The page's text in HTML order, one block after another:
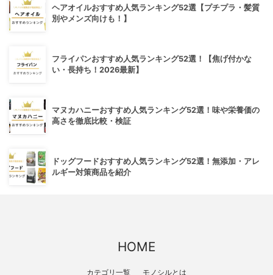
ヘアオイルおすすめ人気ランキング52選【プチプラ・髪質
別やメンズ向けも！】
フライパンおすすめ人気ランキング52選！【焦げ付かな
い・長持ち！2026最新】
マヌカハニーおすすめ人気ランキング52選！味や栄養価の
高さを徹底比較・検証
ドッグフードおすすめ人気ランキング52選！無添加・アレ
ルギー対策商品を紹介
HOME
カテゴリ一覧 モノシルとは